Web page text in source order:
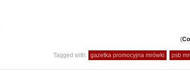
(
Tagged with: gazetka promocyjna mrówki psb